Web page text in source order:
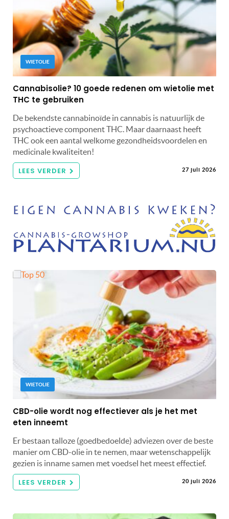
WIETOLIE
Cannabisolie? 10 goede redenen om wietolie met
THC te gebruiken
De bekendste cannabinoïde in cannabis is natuurlijk de
psychoactieve component THC. Maar daarnaast heeft
THC ook een aantal welkome gezondheidsvoordelen en
medicinale kwaliteiten!
LEES VERDER 27 juli 2026
WIETOLIE
CBD-olie wordt nog effectiever als je het met
eten inneemt
Er bestaan talloze (goedbedoelde) adviezen over de beste
manier om CBD-olie in te nemen, maar wetenschappelijk
gezien is inname samen met voedsel het meest effectief.
LEES VERDER 20 juli 2026